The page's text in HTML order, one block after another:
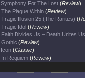
Symphony For The Lost (Review)
The Plague Within (Review)
Tragic Illusion 25 (The Rarities) (
Tragic Idol (Review)
Faith Divides Us – Death Unites Us
Gothic (Review)
Icon (Classic)
In Requiem (Review)